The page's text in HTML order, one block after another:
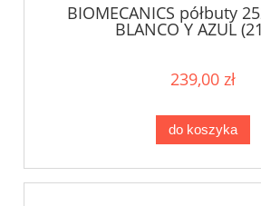
BIOMECANICS półbuty
BLANCO Y AZUL
239,00 zł
do koszyka